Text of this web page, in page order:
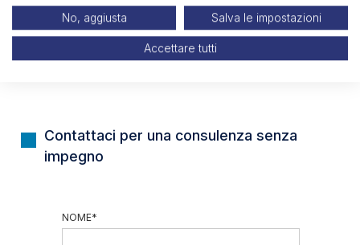
FONTE:www.mise.gov.it
Contattaci per una consulenza senza
impegno
NOME*
No, aggiusta Salva le impostazioni
Accettare tutti